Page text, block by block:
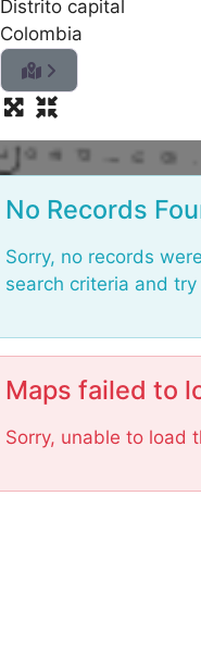
Distrito capital
Colombia
No Records
Sorry, no records
search criteria and try
Maps failed to
Sorry, unable to load